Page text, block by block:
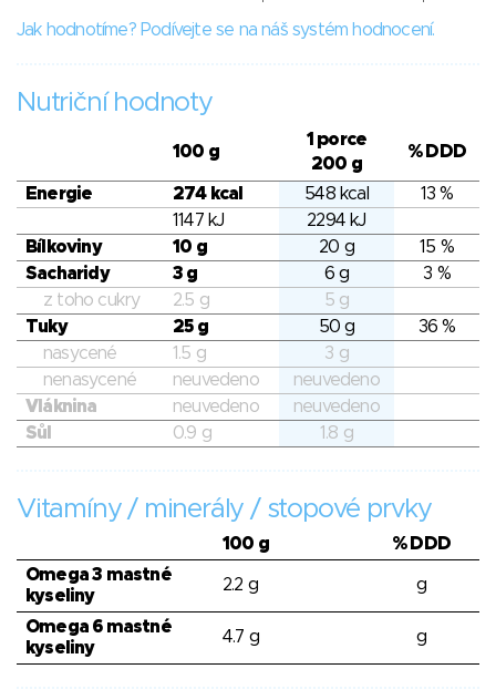
Jak hodnotíme? Podívejte se na náš systém hodnocení.
Nutriční hodnoty
100 g
1 porce
200 g
% DDD
Energie 274 kcal 548 kcal
13 %
1147 kJ
2294 kJ
Bílkoviny
10 g 20 g
15 %
Sacharidy
3 g 6 g
3 %
z toho cukry
2.5 g
5 g
Tuky
25 g 50 g
36 %
nasycené
1.5 g
3 g
nenasycené
neuvedeno
neuvedeno
Vláknina
neuvedeno
neuvedeno
Sůl
0.9 g 1.8 g
Vitamíny / minerály / stopové prvky
100 g
% DDD
Omega 3 mastné
kyseliny
2.2 g g
Omega 6 mastné
kyseliny
4.7 g g